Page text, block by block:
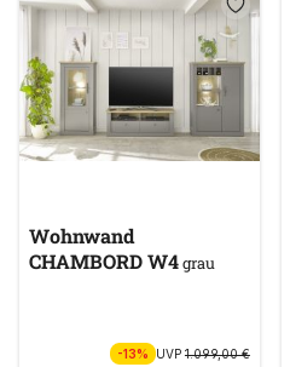
Wohnwand
CHAMBORD W4grau
-13% UVP 1.099,00 €